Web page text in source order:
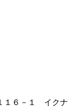
１６－１ イクナ